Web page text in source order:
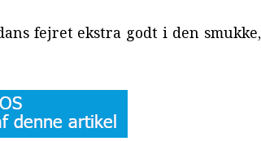
fejret ekstra godt i den smukke,